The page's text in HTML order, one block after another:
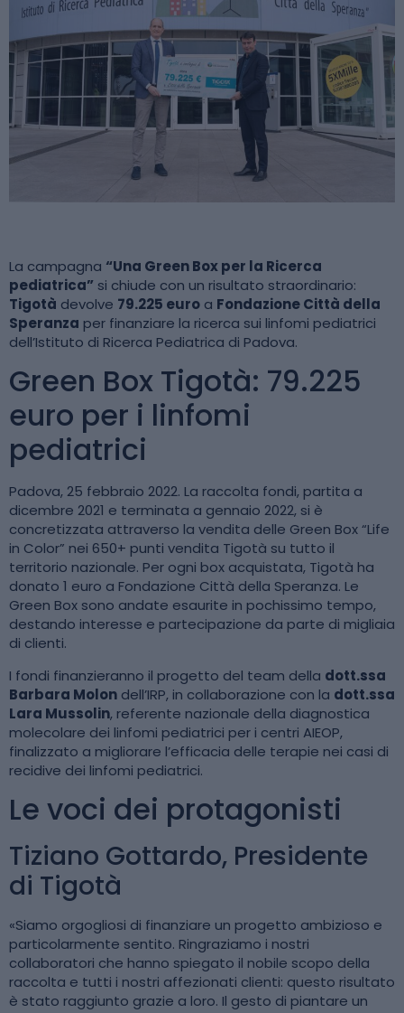
La campagna “Una Green Box per la Ricerca
pediatrica” si chiude con un risultato straordinario:
Tigotà devolve 79.225 euro a Fondazione Città della
Speranza per finanziare la ricerca sui linfomi pediatrici
dell’Istituto di Ricerca Pediatrica di Padova.
Green Box Tigotà: 79.225
euro per i linfomi
pediatrici
Padova, 25 febbraio 2022. La raccolta fondi, partita a
dicembre 2021 e terminata a gennaio 2022, si è
concretizzata attraverso la vendita delle Green Box “Life
in Color” nei 650+ punti vendita Tigotà su tutto il
territorio nazionale. Per ogni box acquistata, Tigotà ha
donato 1 euro a Fondazione Città della Speranza. Le
Green Box sono andate esaurite in pochissimo tempo,
destando interesse e partecipazione da parte di migliaia
di clienti.
I fondi finanzieranno il progetto del team della dott.ssa
Barbara Molon dell’IRP, in collaborazione con la dott.ssa
Lara Mussolin, referente nazionale della diagnostica
molecolare dei linfomi pediatrici per i centri AIEOP,
finalizzato a migliorare l’efficacia delle terapie nei casi di
recidive dei linfomi pediatrici.
Le voci dei protagonisti
Tiziano Gottardo, Presidente
di Tigotà
«Siamo orgogliosi di finanziare un progetto ambizioso e
particolarmente sentito. Ringraziamo i nostri
collaboratori che hanno spiegato il nobile scopo della
raccolta e tutti i nostri affezionati clienti: questo risultato
è stato raggiunto grazie a loro. Il gesto di piantare un